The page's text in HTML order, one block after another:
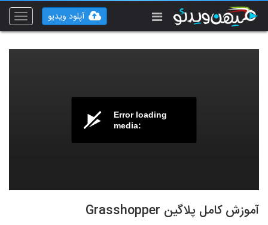
Toggle
آپلود ویدیو
Error loading
media:
آموزش کامل پلاگین Grasshopper